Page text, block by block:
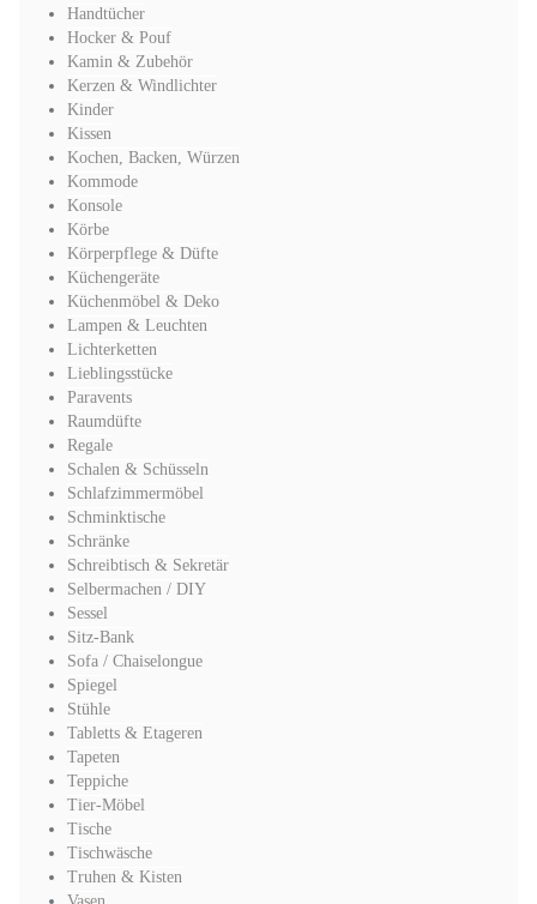
Handtücher
Hocker & Pouf
Kamin & Zubehör
Kerzen & Windlichter
Kinder
Kissen
Kochen, Backen, Würzen
Kommode
Konsole
Körbe
Körperpflege & Düfte
Küchengeräte
Küchenmöbel & Deko
Lampen & Leuchten
Lichterketten
Lieblingsstücke
Paravents
Raumdüfte
Regale
Schalen & Schüsseln
Schlafzimmermöbel
Schminktische
Schränke
Schreibtisch & Sekretär
Selbermachen / DIY
Sessel
Sitz-Bank
Sofa / Chaiselongue
Spiegel
Stühle
Tabletts & Etageren
Tapeten
Teppiche
Tier-Möbel
Tische
Tischwäsche
Truhen & Kisten